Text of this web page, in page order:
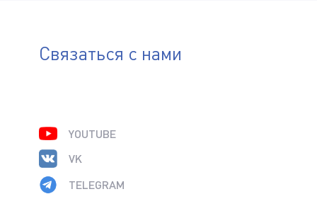
Связаться с нами
YOUTUBE
VK
TELEGRAM